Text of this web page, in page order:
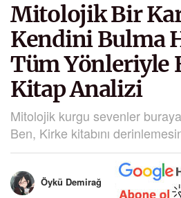
Mitolojik Bir
Kendini Bulma
Tüm Yönleriyle
Kitap Analizi
Mitolojik kurgu sevenler
Ben, Kirke kitabını
Öykü Demirağ